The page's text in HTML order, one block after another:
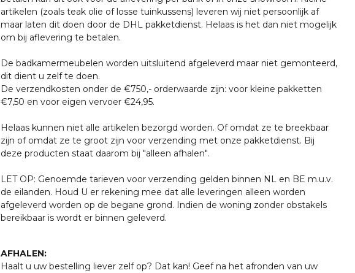
artikelen (zoals teak olie of losse tuinkussens) leveren wij niet persoonlijk af
maar laten dit doen door de DHL pakketdienst. Helaas is het dan niet mogelijk
om bij aflevering te betalen.
De badkamermeubelen worden uitsluitend afgeleverd maar niet gemonteerd,
dit dient u zelf te doen.
De verzendkosten onder de €750,- orderwaarde zijn: voor kleine pakketten
€7,50 en voor eigen vervoer €24,95.
Helaas kunnen niet alle artikelen bezorgd worden. Of omdat ze te breekbaar
zijn of omdat ze te groot zijn voor verzending met onze pakketdienst. Bij
deze producten staat daarom bij "alleen afhalen".
LET OP: Genoemde tarieven voor verzending gelden binnen NL en BE m.u.v.
de eilanden. Houd U er rekening mee dat alle leveringen alleen worden
afgeleverd worden op de begane grond. Indien de woning zonder obstakels
bereikbaar is wordt er binnen geleverd.
AFHALEN:
Haalt u uw bestelling liever zelf op? Dat kan! Geef na het afronden van uw